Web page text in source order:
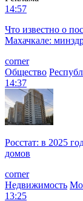
14:57
Что известно о
Махачкале:
corner
Общество
14:37
Росстат: в 2025
домов
corner
Недвижимость
13:25